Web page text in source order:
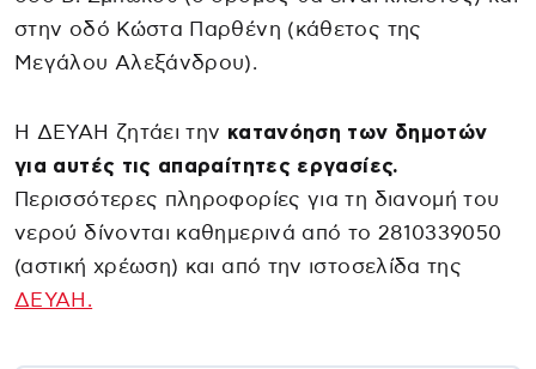
στην οδό Κώστα Παρθένη (κάθετος της
Μεγάλου Αλεξάνδρου).
Η ΔΕΥΑΗ ζητάει την κατανόηση των δημοτών
για αυτές τις απαραίτητες εργασίες.
Περισσότερες πληροφορίες για τη διανομή του
νερού δίνονται καθημερινά από το 2810339050
(αστική χρέωση) και από την ιστοσελίδα της
ΔΕΥΑΗ.